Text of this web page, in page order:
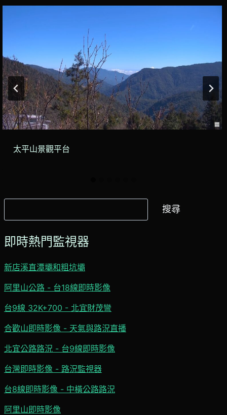
太平山景觀平台
尋
搜尋
即時熱門監視器
新店溪直潭壩和粗坑壩
阿里山公路 - 台18線即時影像
台9線 32K+700 - 北宜財茂彎
合歡山即時影像 - 天氣與路況直播
北宜公路路況 - 台9線即時影像
台灣即時影像 - 路況監視器
台8線即時影像 - 中橫公路路況
阿里山即時影像